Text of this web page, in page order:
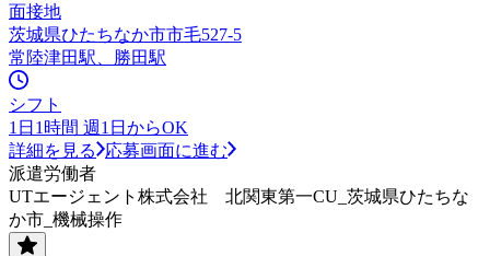
面接地
茨城県ひたちなか市市毛527-5
常陸津田駅、勝田駅
シフト
1日1時間 週1日からOK
詳細を見る
応募画面に進む
派遣労働者
UTエージェント株式会社 北関東第一CU_茨城県ひたちな
か市_機械操作